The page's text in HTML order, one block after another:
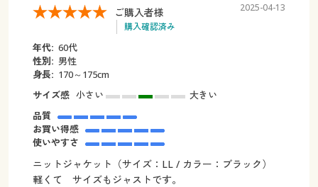
ご購入者様
購入確認済み
2025-04-13
年代: 60代
性別: 男性
身長: 170～175cm
サイズ感 小さい
大きい
品質
お買い得感
使いやすさ
ニットジャケット（サイズ：LL / カラー：ブラック）
軽くて サイズもジャストです。